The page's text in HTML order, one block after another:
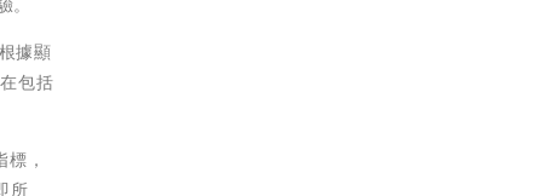
據顯
包括
，
所